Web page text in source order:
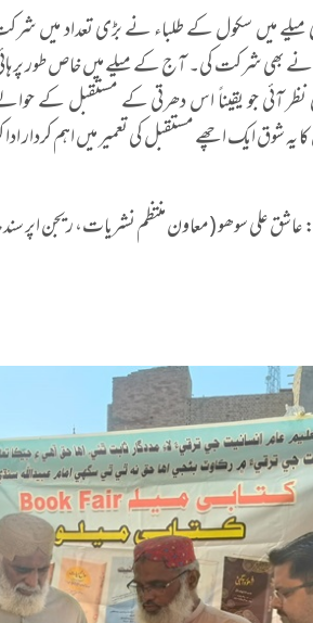
میں سکول کے طلباء نے بڑی تعداد میں شرکت
بھی شرکت کی۔ آج کے میلے میں خاص طور پر
آئی جو یقیناً اس دھرتی کے مستقبل کے
یہ شوق ایک اچھے مستقبل کی تعمیر میں اہم کردار
علی سوھو (معاون منتظم نشریات، ریجن اپر